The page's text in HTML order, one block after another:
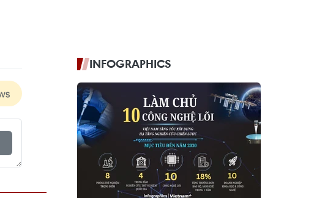
INFOGRAPHICS